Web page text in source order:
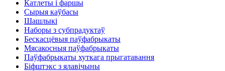
Катлеты і фаршы
Сырыя каўбасы
Шашлыкі
Наборы з субпрадуктаў
Бескасцёвыя паўфабрыкаты
Мясакосныя паўфабрыкаты
Паўфабрыкаты хуткага прыгатавання
Біфштэкс з ялавічыны